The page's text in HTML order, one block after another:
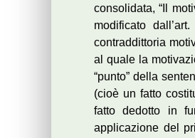
consolidata, “Il
modificato
contraddittoria
al quale la
“punto” della
(cioè un fatto
fatto dedotto in
applicazione del